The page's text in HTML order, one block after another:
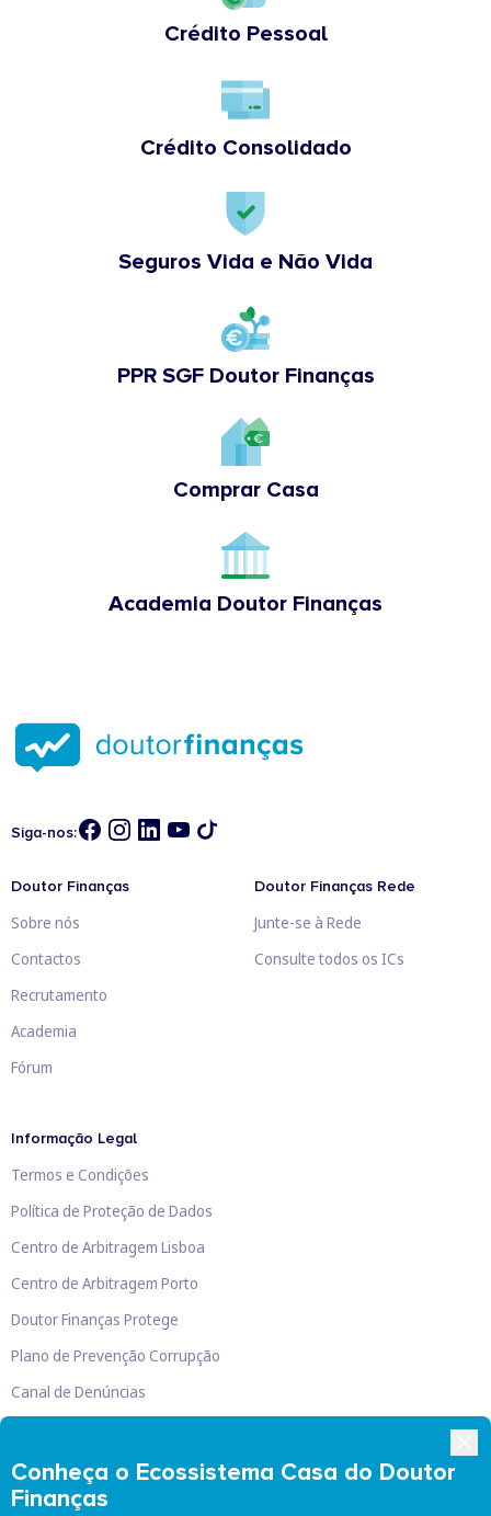
Crédito Pessoal
Crédito Consolidado
Seguros Vida e Não Vida
PPR SGF Doutor Finanças
Comprar Casa
Academia Doutor Finanças
Conheça o Ecossistema Casa do Doutor
Finanças
Siga-nos:
Doutor Finanças
Sobre nós
Contactos
Recrutamento
Academia
Fórum
Doutor Finanças Rede
Junte-se à Rede
Consulte todos os ICs
Informação Legal
Termos e Condições
Política de Proteção de Dados
Centro de Arbitragem Lisboa
Centro de Arbitragem Porto
Doutor Finanças Protege
Plano de Prevenção Corrupção
Canal de Denúncias